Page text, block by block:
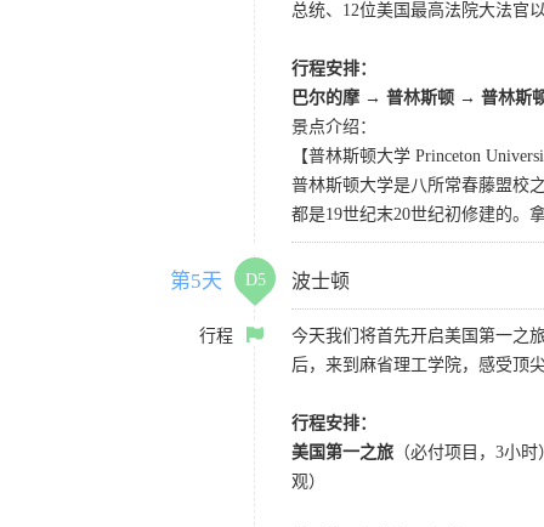
总统、12位美国最高法院大法官
行程安排：
巴尔的摩 → 普林斯顿 → 普林斯
景点介绍：
【普林斯顿大学 Princeton
普林斯顿大学是八所常春藤盟校
都是19世纪末20世纪初修建的。
第5天 D5 波士顿
行程
今天我们将首先开启美国第一之
后，来到麻省理工学院，感受顶
行程安排：
美国第一之旅 （必付项目，3小时
观）